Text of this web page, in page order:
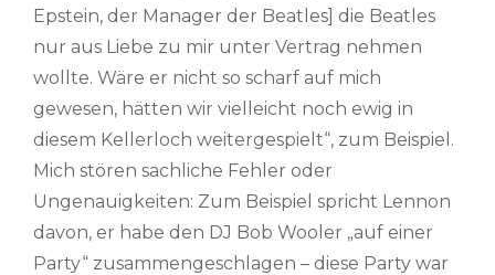
Epstein, der Manager der Beatles] die Beatles
nur aus Liebe zu mir unter Vertrag nehmen
wollte. Wäre er nicht so scharf auf mich
gewesen, hätten wir vielleicht noch ewig in
diesem Kellerloch weitergespielt“, zum Beispiel.
Mich stören sachliche Fehler oder
Ungenauigkeiten: Zum Beispiel spricht Lennon
davon, er habe den DJ Bob Wooler „auf einer
Party“ zusammengeschlagen – diese Party war